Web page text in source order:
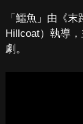
「鱷魚」由《
Hillcoat）執導，
劇。